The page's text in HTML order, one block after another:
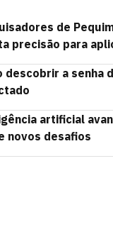
de
precisão para
descobrir a senha
artificial
novos desafios